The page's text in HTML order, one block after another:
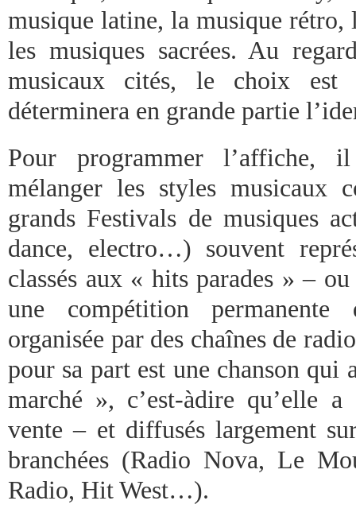
musique latine, la musique rétro,
les musiques sacrées. Au
musicaux cités, le choix est
déterminera en grande partie
Pour programmer l’affiche,
mélanger les styles musicaux
grands Festivals de musiques
dance, electro…) souvent
classés aux « hits parades » –
une compétition permanente
organisée par des chaînes de
pour sa part est une chanson qui
marché », c’est-àdire qu’elle
vente – et diffusés largement
branchées (Radio Nova, Le
Radio, Hit West…).